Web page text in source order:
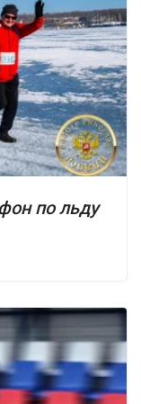
по льду